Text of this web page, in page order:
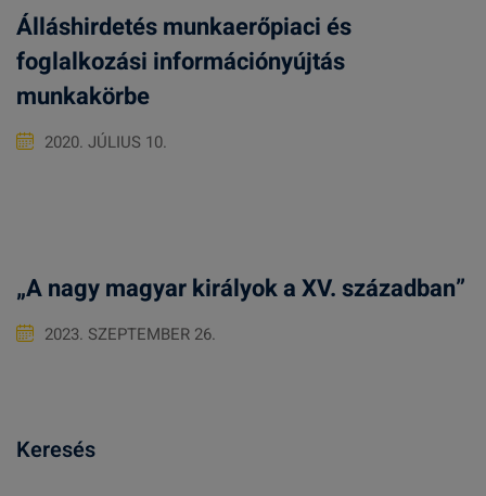
Álláshirdetés munkaerőpiaci és
foglalkozási információnyújtás
munkakörbe
2020. JÚLIUS 10.
„A nagy magyar királyok a XV. században”
2023. SZEPTEMBER 26.
Keresés